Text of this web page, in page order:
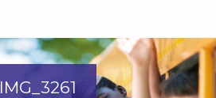
IMG_3261